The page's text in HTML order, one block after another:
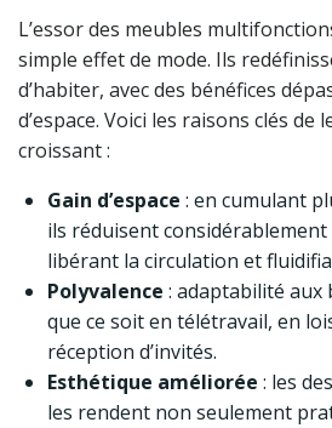
L’essor des meubles
simple effet de mode. Ils
d’habiter, avec des bénéfices
d’espace. Voici les raisons clés
croissant :
Gain d’espace : en cumulant
ils réduisent considérablement
libérant la circulation et
Polyvalence : adaptabilité aux
que ce soit en télétravail, en
réception d’invités.
Esthétique améliorée : les
les rendent non seulement